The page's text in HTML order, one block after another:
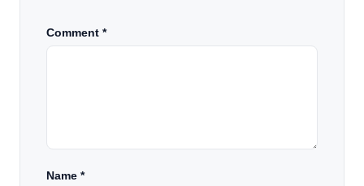
Comment *
Name *